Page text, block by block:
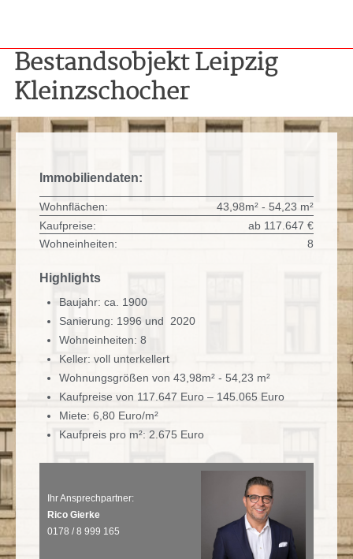
Bestandsobjekt Leipzig
Kleinzschocher
Immobiliendaten:
Wohnflächen:
Kaufpreise:
Wohneinheiten:
43,98m² - 54,23 m²
ab 117.647 €
8
Highlights
Baujahr: ca. 1900
Sanierung: 1996 und 2020
Wohneinheiten: 8
Keller: voll unterkellert
Wohnungsgrößen von 43,98m² - 54,23 m²
Kaufpreise von 117.647 Euro – 145.065 Euro
Miete: 6,80 Euro/m²
Kaufpreis pro m²: 2.675 Euro
Ihr Ansprechpartner:
Rico Gierke
0178 / 8 999 165